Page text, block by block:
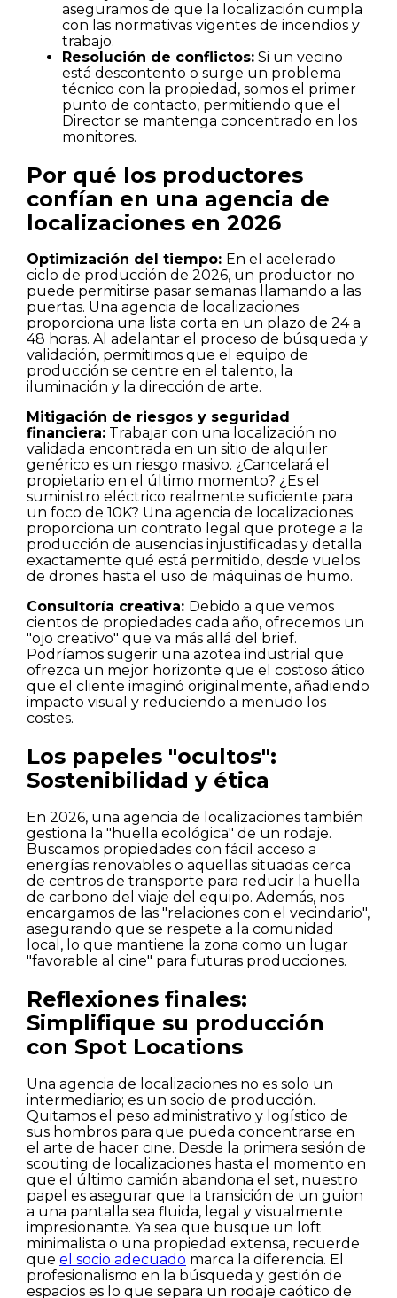
aseguramos de que la localización cumpla
con las normativas vigentes de incendios y
trabajo.
Resolución de conflictos: Si un vecino
está descontento o surge un problema
técnico con la propiedad, somos el primer
punto de contacto, permitiendo que el
Director se mantenga concentrado en los
monitores.
Por qué los productores
confían en una agencia de
localizaciones en 2026
Optimización del tiempo: En el acelerado
ciclo de producción de 2026, un productor no
puede permitirse pasar semanas llamando a las
puertas. Una agencia de localizaciones
proporciona una lista corta en un plazo de 24 a
48 horas. Al adelantar el proceso de búsqueda y
validación, permitimos que el equipo de
producción se centre en el talento, la
iluminación y la dirección de arte.
Mitigación de riesgos y seguridad
financiera: Trabajar con una localización no
validada encontrada en un sitio de alquiler
genérico es un riesgo masivo. ¿Cancelará el
propietario en el último momento? ¿Es el
suministro eléctrico realmente suficiente para
un foco de 10K? Una agencia de localizaciones
proporciona un contrato legal que protege a la
producción de ausencias injustificadas y detalla
exactamente qué está permitido, desde vuelos
de drones hasta el uso de máquinas de humo.
Consultoría creativa: Debido a que vemos
cientos de propiedades cada año, ofrecemos un
"ojo creativo" que va más allá del brief.
Podríamos sugerir una azotea industrial que
ofrezca un mejor horizonte que el costoso ático
que el cliente imaginó originalmente, añadiendo
impacto visual y reduciendo a menudo los
costes.
Los papeles "ocultos":
Sostenibilidad y ética
En 2026, una agencia de localizaciones también
gestiona la "huella ecológica" de un rodaje.
Buscamos propiedades con fácil acceso a
energías renovables o aquellas situadas cerca
de centros de transporte para reducir la huella
de carbono del viaje del equipo. Además, nos
encargamos de las "relaciones con el vecindario",
asegurando que se respete a la comunidad
local, lo que mantiene la zona como un lugar
"favorable al cine" para futuras producciones.
Reflexiones finales:
Simplifique su producción
con Spot Locations
Una agencia de localizaciones no es solo un
intermediario; es un socio de producción.
Quitamos el peso administrativo y logístico de
sus hombros para que pueda concentrarse en
el arte de hacer cine. Desde la primera sesión de
scouting de localizaciones hasta el momento en
que el último camión abandona el set, nuestro
papel es asegurar que la transición de un guion
a una pantalla sea fluida, legal y visualmente
impresionante. Ya sea que busque un loft
minimalista o una propiedad extensa, recuerde
que el socio adecuado marca la diferencia. El
profesionalismo en la búsqueda y gestión de
espacios es lo que separa un rodaje caótico de